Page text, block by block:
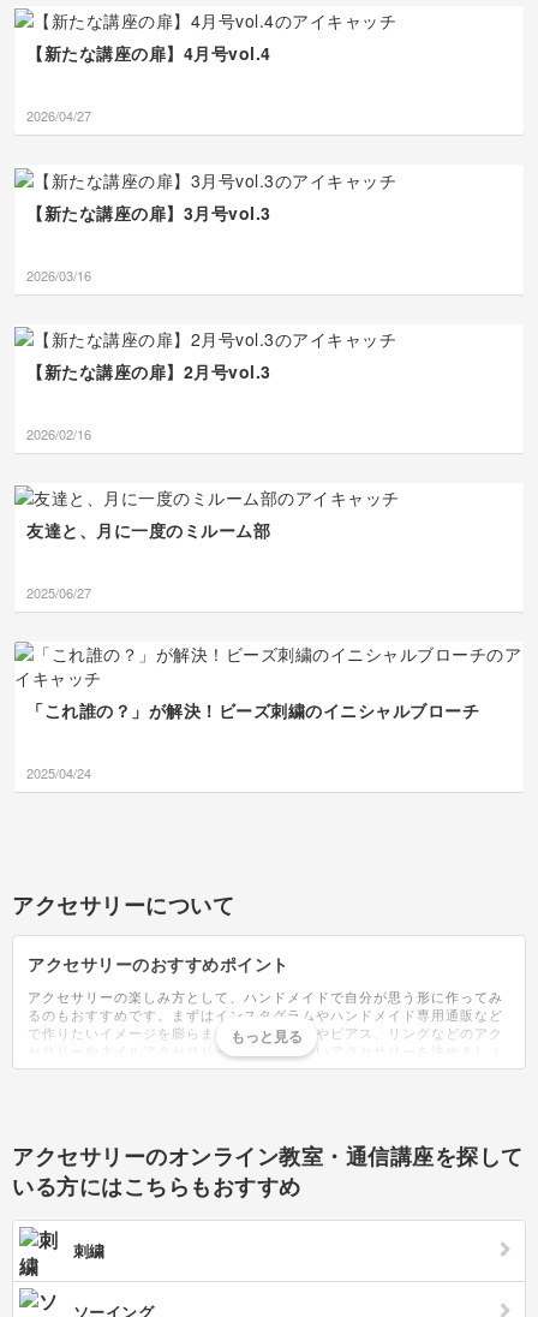
【新たな講座の扉】4月号vol.4
2026/04/27
【新たな講座の扉】3月号vol.3
2026/03/16
【新たな講座の扉】2月号vol.3
2026/02/16
友達と、月に一度のミルーム部
2025/06/27
「これ誰の？」が解決！ビーズ刺繍のイニシャルブローチ
2025/04/24
アクセサリーについて
アクセサリーのおすすめポイント
アクセサリーの楽しみ方として、ハンドメイドで自分が思う形に作ってみ
るのもおすすめです。まずはインスタグラムやハンドメイド専用通販など
で作りたいイメージを膨らませ、ネックレスやピアス、リングなどのアク
セサリーやネイルアクセサリーなど、作りたいアクセサリーを決めましょ
う。必要なチェーンやソケットなどの金具やストーン・パール・英語モチ
るので、ハンドメイドに自信が無い方にもおすすめです。作り方に慣れて
くると、パーツの組み合わせを工夫したり、レジンでオリジナルのパーツ
を作ってみると、世界に一つの自分だけのアクセサリーが完成します。パ
ーツが増えてきたら、100均で小分け収納が出来るケースやトレイで収納
販売にチャレンジすることもできます。100均などでおしゃれなプレート
を用意し、その上にアクセサリーを置き撮影することで作品がより際立ち
目に留まりやすくなります。また、手作り市ではディスプレイにこだわ
り、必要な什器やスタンドなどを揃え、オリジナリティのあるお店作りに
することで、集客が期待できます。また、ラッピングにこだわることで、
アクセサリーのオンライン教室・通信講座を探して
いる方にはこちらもおすすめ
刺繍
ソーイング